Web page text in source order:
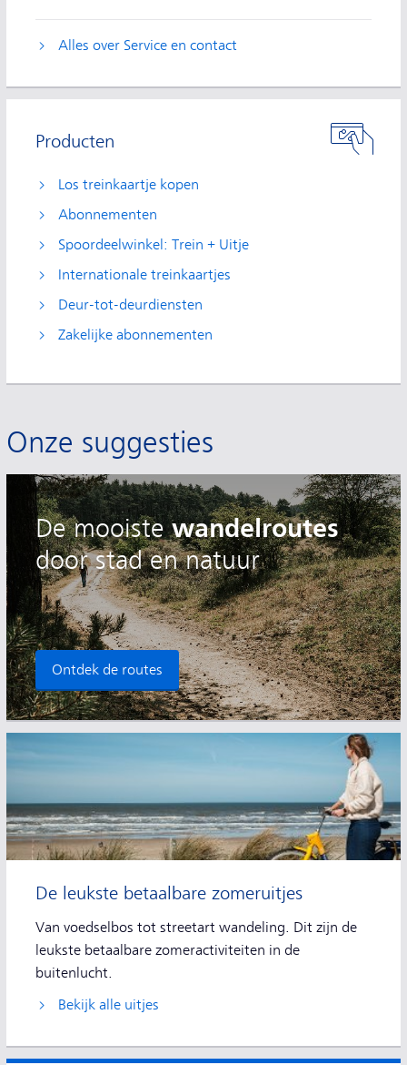
Alles over Service en contact
Producten
Los treinkaartje kopen
Abonnementen
Spoordeelwinkel: Trein + Uitje
Internationale treinkaartjes
Deur-tot-deurdiensten
Zakelijke abonnementen
Onze suggesties
De mooistewandelroutes
door stad en natuur
Ontdek de routes
De leukste betaalbare zomeruitjes
Van voedselbos tot streetart wandeling. Dit zijn de
leukste betaalbare zomeractiviteiten in de
buitenlucht.
Bekijk alle uitjes